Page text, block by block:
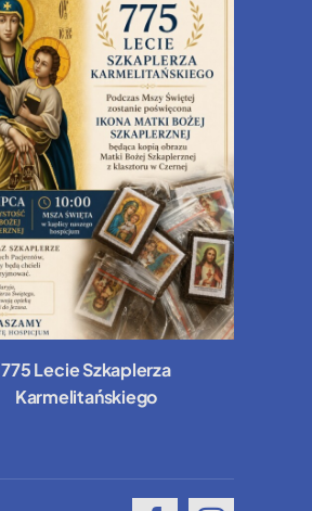
775 Lecie Szkaplerza
Karmelitańskiego